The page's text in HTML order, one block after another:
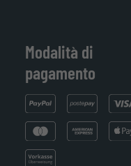
Modalità di
pagamento